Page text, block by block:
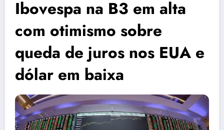
Ibovespa na B3 em alta
com otimismo sobre
queda de juros nos EUA e
dólar em baixa